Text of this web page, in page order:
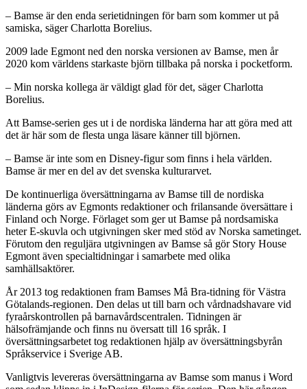
– Bamse är den enda serietidningen för barn som kommer ut på
samiska, säger Charlotta Borelius.
2009 lade Egmont ned den norska versionen av Bamse, men år
2020 kom världens starkaste björn tillbaka på norska i pocketform.
– Min norska kollega är väldigt glad för det, säger Charlotta
Borelius.
Att Bamse-serien ges ut i de nordiska länderna har att göra med att
det är här som de flesta unga läsare känner till björnen.
– Bamse är inte som en Disney-figur som finns i hela världen.
Bamse är mer en del av det svenska kulturarvet.
De kontinuerliga översättningarna av Bamse till de nordiska
länderna görs av Egmonts redaktioner och frilansande översättare i
Finland och Norge. Förlaget som ger ut Bamse på nordsamiska
heter E-skuvla och utgivningen sker med stöd av Norska sametinget.
Förutom den reguljära utgivningen av Bamse så gör Story House
Egmont även specialtidningar i samarbete med olika
samhällsaktörer.
År 2013 tog redaktionen fram Bamses Må Bra-tidning för Västra
Götalands-regionen. Den delas ut till barn och vårdnadshavare vid
fyraårskontrollen på barnavårdscentralen. Tidningen är
hälsofrämjande och finns nu översatt till 16 språk. I
översättningsarbetet tog redaktionen hjälp av översättningsbyrån
Språkservice i Sverige AB.
Vanligtvis levereras översättningarna av Bamse som manus i Word